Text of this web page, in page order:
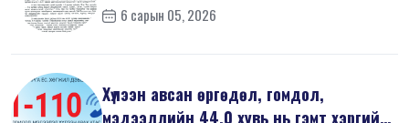
6 сарын 05, 2026
Хүлээн авсан өргөдөл, гомдол,
мэдээллийн 44,0 хувь нь гэмт хэргийн